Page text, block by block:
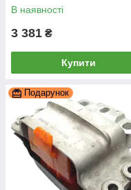
В наявності
3 381 ₴
Купити
Подарунок